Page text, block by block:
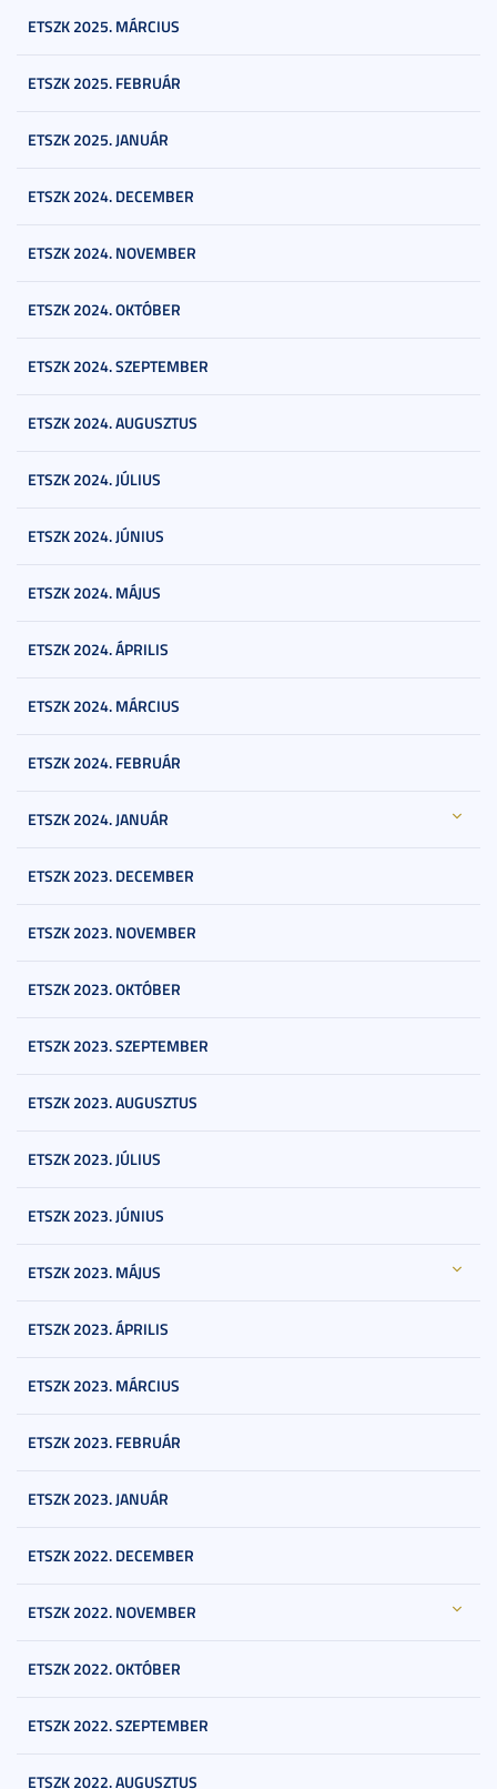
ETSZK 2025. MÁRCIUS
ETSZK 2025. FEBRUÁR
ETSZK 2025. JANUÁR
ETSZK 2024. DECEMBER
ETSZK 2024. NOVEMBER
ETSZK 2024. OKTÓBER
ETSZK 2024. SZEPTEMBER
ETSZK 2024. AUGUSZTUS
ETSZK 2024. JÚLIUS
ETSZK 2024. JÚNIUS
ETSZK 2024. MÁJUS
ETSZK 2024. ÁPRILIS
ETSZK 2024. MÁRCIUS
ETSZK 2024. FEBRUÁR
ETSZK 2024. JANUÁR
ETSZK 2023. DECEMBER
ETSZK 2023. NOVEMBER
ETSZK 2023. OKTÓBER
ETSZK 2023. SZEPTEMBER
ETSZK 2023. AUGUSZTUS
ETSZK 2023. JÚLIUS
ETSZK 2023. JÚNIUS
ETSZK 2023. MÁJUS
ETSZK 2023. ÁPRILIS
ETSZK 2023. MÁRCIUS
ETSZK 2023. FEBRUÁR
ETSZK 2023. JANUÁR
ETSZK 2022. DECEMBER
ETSZK 2022. NOVEMBER
ETSZK 2022. OKTÓBER
ETSZK 2022. SZEPTEMBER
ETSZK 2022. AUGUSZTUS